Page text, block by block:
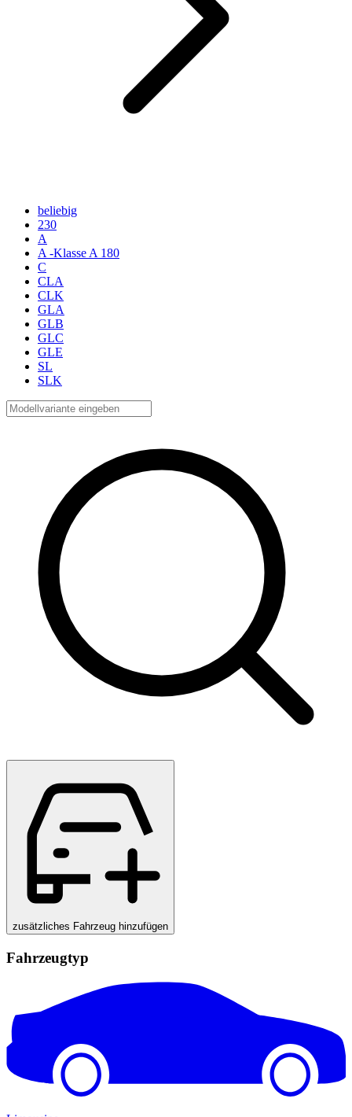
beliebig
230
A
A -Klasse A 180
C
CLA
CLK
GLA
GLB
GLC
GLE
SL
SLK
zusätzliches Fahrzeug hinzufügen
Fahrzeugtyp